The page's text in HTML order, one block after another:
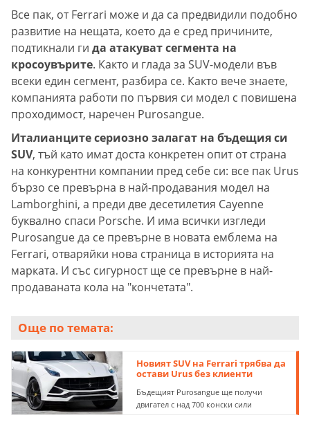
Все пак, от Ferrari може и да са предвидили подобно
развитие на нещата, което да е сред причините,
подтикнали ги да атакуват сегмента на
кросоувърите. Както и глада за SUV-модели във
всеки един сегмент, разбира се. Както вече знаете,
компанията работи по първия си модел с повишена
проходимост, наречен Purosangue.
Италианците сериозно залагат на бъдещия си
SUV, тъй като имат доста конкретен опит от страна
на конкурентни компании пред себе си: все пак Urus
бързо се превърна в най-продавания модел на
Lamborghini, а преди две десетилетия Cayenne
буквално спаси Porsche. И има всички изгледи
Purosangue да се превърне в новата емблема на
Ferrari, отваряйки нова страница в историята на
марката. И със сигурност ще се превърне в най-
продаваната кола на "кончетата".
Още по темата:
Новият SUV на Ferrari трябва да
остави Urus без клиенти
Бъдещият Purosangue ще получи
двигател с над 700 конски сили